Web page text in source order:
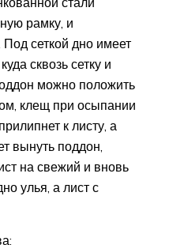
рамку, и
сеткой дно имеет
сквозь сетку и
можно положить
клещ при осыпании
к листу, а
вынуть поддон,
на свежий и вновь
улья, а лист с